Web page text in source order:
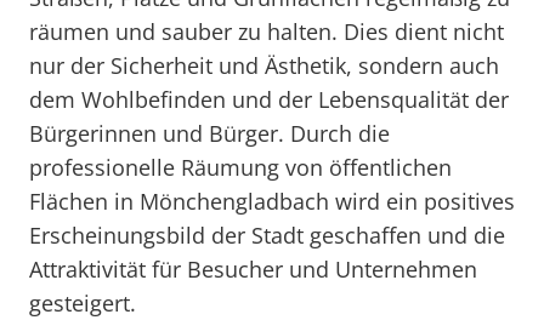
räumen und sauber zu halten. Dies dient nicht
nur der Sicherheit und Ästhetik, sondern auch
dem Wohlbefinden und der Lebensqualität der
Bürgerinnen und Bürger. Durch die
professionelle Räumung von öffentlichen
Flächen in Mönchengladbach wird ein positives
Erscheinungsbild der Stadt geschaffen und die
Attraktivität für Besucher und Unternehmen
gesteigert.